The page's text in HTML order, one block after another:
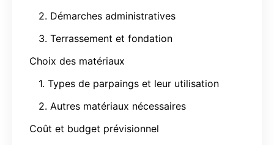
2. Démarches administratives
3. Terrassement et fondation
Choix des matériaux
1. Types de parpaings et leur utilisation
2. Autres matériaux nécessaires
Coût et budget prévisionnel